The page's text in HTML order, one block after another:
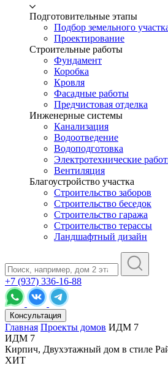
Подготовительные этапы
Подбор земельного
Проектирование
Строительные работы
Фундамент
Коробка
Кровля
Фасадные работы
Предчистовая отделка
Инженерные системы
Канализация
Водоотведение
Водоподготовка
Электротехнические
Вентиляция
Благоустройство участка
Строительство заборов
Строительство беседок
Строительство гаража
Строительство терассы
Ландшафтный дизайн
+7 (937) 336-16-88
Консультация
Главная Проекты домов ИДМ 7
ИДМ 7
Кирпич, Двухэтажный дом в стиле
ХИТ